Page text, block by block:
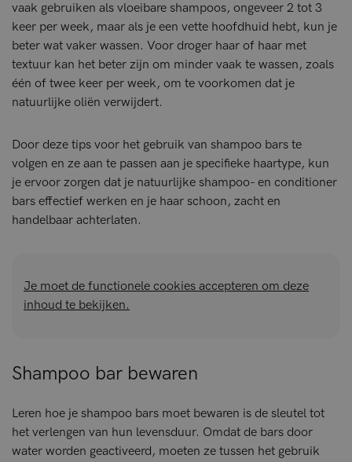
vaak gebruiken als vloeibare shampoos, ongeveer 2 tot 3
keer per week, maar als je een vette hoofdhuid hebt, kun je
beter wat vaker wassen. Voor droger haar of haar met
textuur kan het beter zijn om minder vaak te wassen, zoals
één of twee keer per week, om te voorkomen dat je
natuurlijke oliën verwijdert.
Door deze tips voor het gebruik van shampoo bars te
volgen en ze aan te passen aan je specifieke haartype, kun
je ervoor zorgen dat je natuurlijke shampoo- en conditioner
bars effectief werken en je haar schoon, zacht en
handelbaar achterlaten.
Je moet de functionele cookies accepteren om deze
inhoud te bekijken.
Shampoo bar bewaren
Leren hoe je shampoo bars moet bewaren is de sleutel tot
het verlengen van hun levensduur. Omdat de bars door
water worden geactiveerd, moeten ze tussen het gebruik